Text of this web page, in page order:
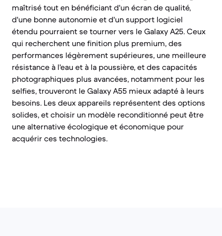
maîtrisé tout en bénéficiant d'un écran de qualité,
d'une bonne autonomie et d'un support logiciel
étendu pourraient se tourner vers le Galaxy A25. Ceux
qui recherchent une finition plus premium, des
performances légèrement supérieures, une meilleure
résistance à l'eau et à la poussière, et des capacités
photographiques plus avancées, notamment pour les
selfies, trouveront le Galaxy A55 mieux adapté à leurs
besoins. Les deux appareils représentent des options
solides, et choisir un modèle reconditionné peut être
une alternative écologique et économique pour
acquérir ces technologies.